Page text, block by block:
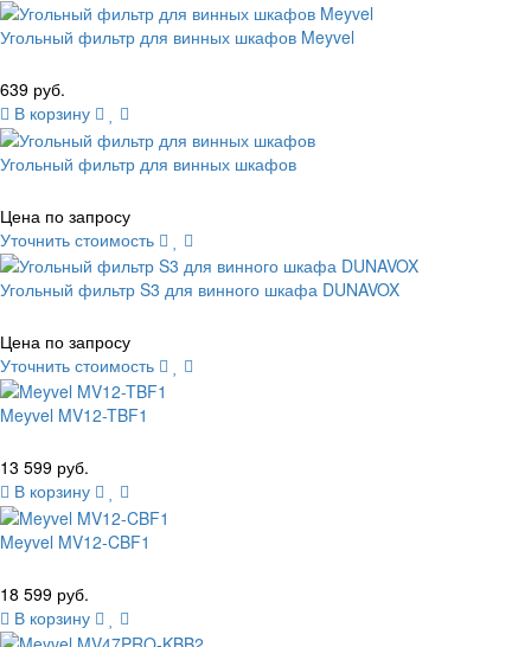
Угольный фильтр для винных шкафов Meyvel
639 руб.
В корзину
Угольный фильтр для винных шкафов
Цена по запросу
Уточнить стоимость
Угольный фильтр S3 для винного шкафа DUNAVOX
Цена по запросу
Уточнить стоимость
Meyvel MV12-TBF1
13 599 руб.
В корзину
Meyvel MV12-CBF1
18 599 руб.
В корзину